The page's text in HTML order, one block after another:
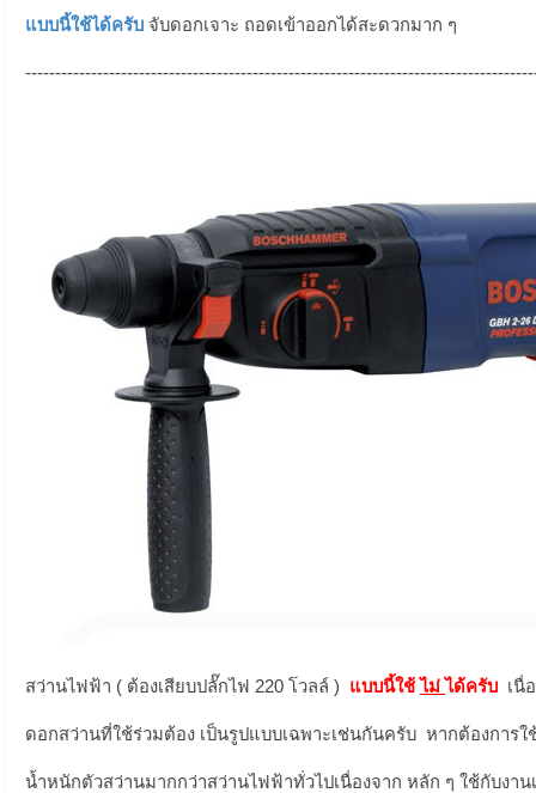
แบบนี้ใช้ได้ครับ จับดอกเจาะ ถอดเข้าออกได้สะดวกมาก ๆ
สว่านไฟฟ้า ( ต้องเสียบปลั๊กไฟ 220 โวลล์ ) แบบนี้ใช้ ไม่ ได้ครับ เนื่
ดอกสว่านที่ใช้ร่วมต้อง เป็นรูปแบบเฉพาะเช่นกันครับ หากต้องการ
น้ำหนักตัวสว่านมากกว่าสว่านไฟฟ้าทั่วไปเนื่องจาก หลัก ๆ ใช้กับงา